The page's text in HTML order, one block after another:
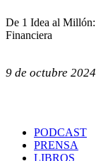
De 1 Idea al
Financiera
9 de octubre 2024
PODCAST
PRENSA
LIBROS